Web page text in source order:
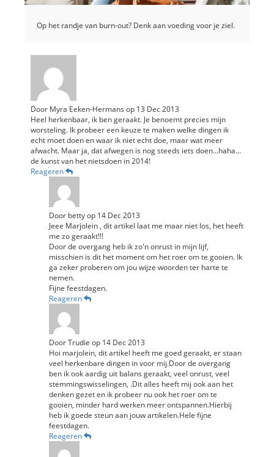
Op het randje van burn-out? Denk aan voeding voor je ziel.
Door Myra Eeken-Hermans op 13 Dec 2013
Heel herkenbaar, ik ben geraakt. Je benoemt precies mijn
worsteling. Ik probeer een keuze te maken welke dingen ik
echt moet doen en waar ik niet echt doe, maar wat meer
afwacht. Maar ja, dat afwegen is nog steeds iets doen...haha...
de kunst van het nietsdoen in 2014!
Reageren
Door bettyop 14 Dec 2013
Jeee Marjolein , dit artikel laat me maar niet los, het heeft
me zo geraakt!!!
Door de overgang heb ik zo'n onrust in mijn lijf,
misschien is dit het moment om het roer om te gooien. Ik
ga zeker proberen om jou wijze woorden ter harte te
nemen.
Fijne feestdagen.
Reageren
DoorTrudie op 14 Dec 2013
Hoi marjolein, dit artikel heeft me goed geraakt, er staan
veel herkenbare dingen in voor mij.Door de overgang
ben ik ook aardig uit balans geraakt, veel onrust, veel
stemmingswisselingen, .Dit alles heeft mij ook aan het
denken gezet en ik probeer nu ook het roer om te
gooien, minder hard werken meer ontspannen.Hierbij
heb ik goede steun aan jouw artikelen.Hele fijne
feestdagen.
Reageren